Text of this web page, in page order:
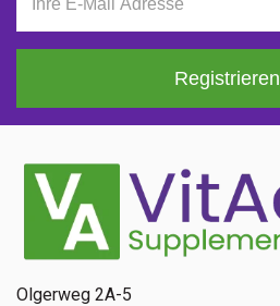
Registrieren
Olgerweg 2A-5